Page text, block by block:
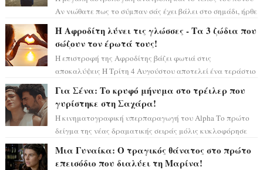
Αν νιώθατε πως το σύμπαν σάς έχει βάλει στο σημάδι, ήρθε
Η Αφροδίτη λύνει τις γλώσσες - Τα 3 ζώδια που
σώζουν τον έρωτά τους!
Η επιστροφή της Αφροδίτης βάζει φωτιά στις
αποκαλύψεις Η Τρίτη 4 Αυγούστου αποτελεί ένα τεράστιο
Για Σένα: Το κρυφό μήνυμα στο τρέιλερ που
γυρίστηκε στη Σαχάρα!
Η κινηματογραφική υπερπαραγωγή του Alpha Το πρώτο
δείγμα της νέας δραματικής σειράς μόλις κυκλοφόρησε
Μια Γυναίκα: Ο τραγικός θάνατος στο πρώτο
επεισόδιο που διαλύει τη Μαρίνα!